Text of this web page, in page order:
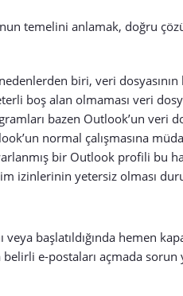
temelini anlamak, doğru
nedenlerden biri, veri
boş alan olmaması veri
bazen Outlook’un veri
normal çalışmasına
bir Outlook profili bu
izinlerinin yetersiz olması
veya başlatıldığında hemen
e-postaları açmada